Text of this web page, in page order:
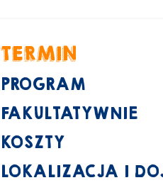
TERMIN
PROGRAM
FAKULTATYWNIE
KOSZTY
LOKALIZACJA I